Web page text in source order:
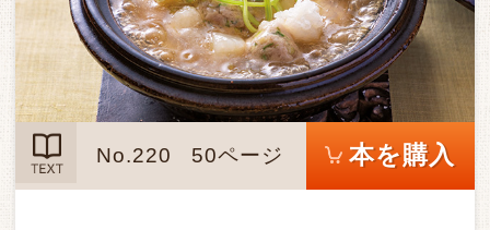
TEXT
No.220 50ページ 本を購入